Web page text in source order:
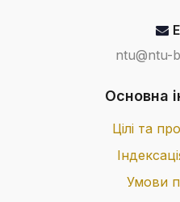
ntu@ntu-
Основна
Цілі та
Умови